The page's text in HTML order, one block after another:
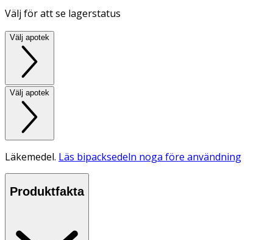
Välj för att se lagerstatus
Välj apotek
Välj apotek
Läkemedel. Läs bipacksedeln noga före användning
Produktfakta